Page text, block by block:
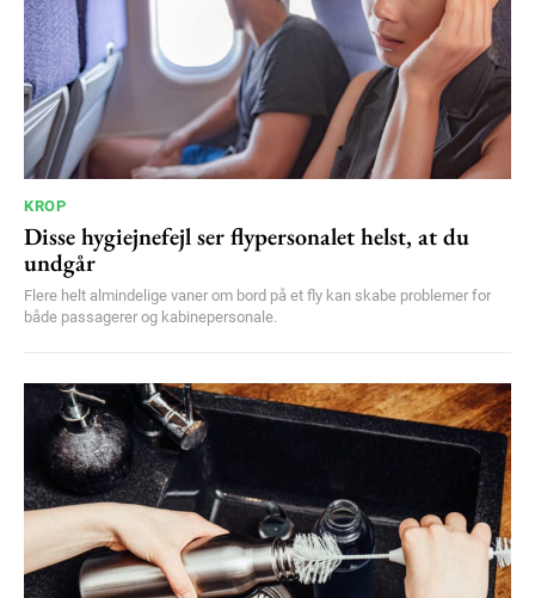
KROP
Disse hygiejnefejl ser flypersonalet helst, at du
undgår
Flere helt almindelige vaner om bord på et fly kan skabe problemer for
både passagerer og kabinepersonale.